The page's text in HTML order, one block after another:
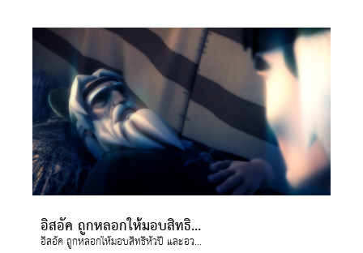
อิสอัค ถูกหลอกให้มอบสิทธิหัวปี และอวยพรยาโคบ
อิสอัค ถูกหลอกให้มอบสิทธิหัวปี และอวยพรยาโคบ